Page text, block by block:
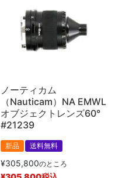
ノーティカム
（Nauticam）NA EMWL
オブジェクトレンズ60°
#21239
新品 送料無料
¥305,800のところ